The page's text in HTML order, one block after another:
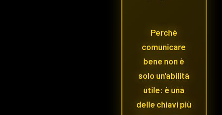
Perché
comunicare
bene non è
solo un'abilità
utile: è una
delle chiavi più